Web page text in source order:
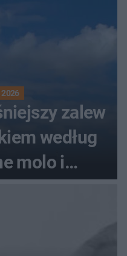
2026
zalew
według
molo i